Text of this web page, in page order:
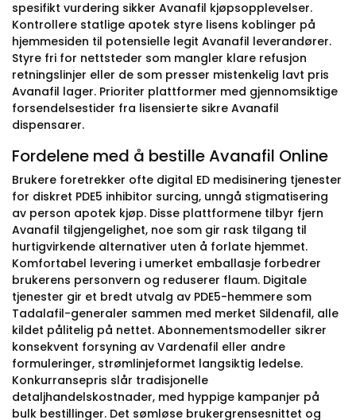
spesifikt vurdering sikker Avanafil kjøpsopplevelser.
Kontrollere statlige apotek styre lisens koblinger på
hjemmesiden til potensielle legit Avanafil leverandører.
Styre fri for nettsteder som mangler klare refusjon
retningslinjer eller de som presser mistenkelig lavt pris
Avanafil lager. Prioriter plattformer med gjennomsiktige
forsendelsestider fra lisensierte sikre Avanafil
dispensarer.
Fordelene med å bestille Avanafil Online
Brukere foretrekker ofte digital ED medisinering tjenester
for diskret PDE5 inhibitor surcing, unngå stigmatisering
av person apotek kjøp. Disse plattformene tilbyr fjern
Avanafil tilgjengelighet, noe som gir rask tilgang til
hurtigvirkende alternativer uten å forlate hjemmet.
Komfortabel levering i umerket emballasje forbedrer
brukerens personvern og reduserer flaum. Digitale
tjenester gir et bredt utvalg av PDE5-hemmere som
Tadalafil-generaler sammen med merket Sildenafil, alle
kildet pålitelig på nettet. Abonnementsmodeller sikrer
konsekvent forsyning av Vardenafil eller andre
formuleringer, strømlinjeformet langsiktig ledelse.
Konkurransepris slår tradisjonelle
detaljhandelskostnader, med hyppige kampanjer på
bulk bestillinger. Det sømløse brukergrensesnittet og